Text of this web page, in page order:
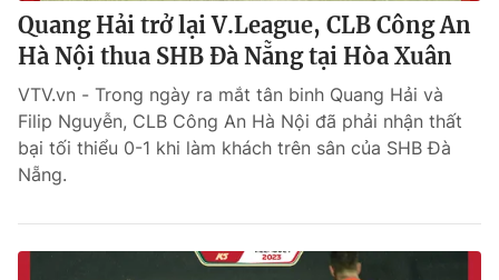
Quang Hải trở lại V.League, CLB Công An
Hà Nội thua SHB Đà Nẵng tại Hòa Xuân
VTV.vn - Trong ngày ra mắt tân binh Quang Hải và
Filip Nguyễn, CLB Công An Hà Nội đã phải nhận thất
bại tối thiểu 0-1 khi làm khách trên sân của SHB Đà
Nẵng.